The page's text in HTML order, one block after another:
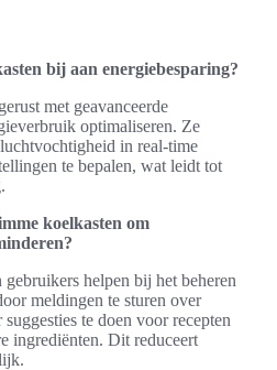
bij aan energiebesparing?
met geavanceerde
optimaliseren. Ze
in real-time
te bepalen, wat leidt tot
koelkasten om
helpen bij het beheren
meldingen te sturen over
te doen voor recepten
ingrediënten. Dit reduceert